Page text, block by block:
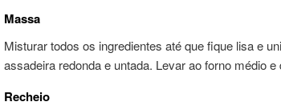
Massa
Misturar todos os ingredientes até que fique lisa e
assadeira redonda e untada. Levar ao forno médio
Recheio